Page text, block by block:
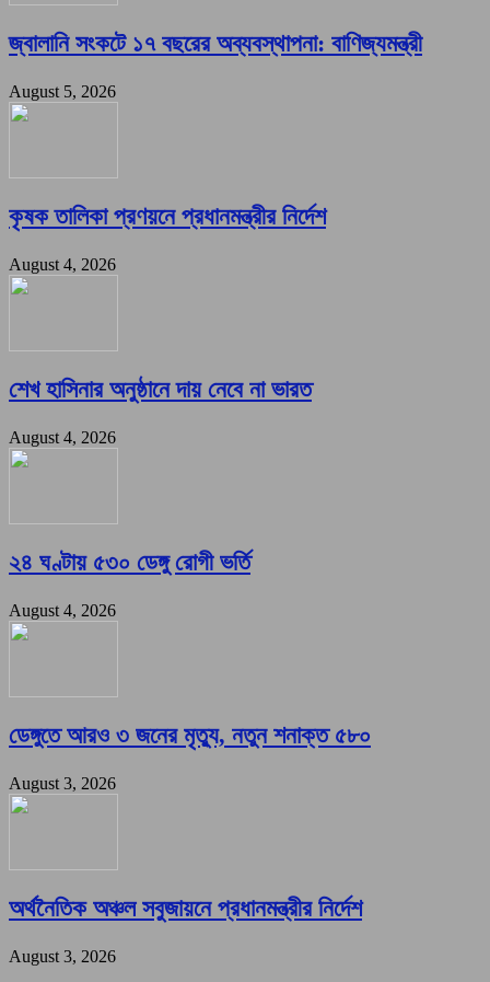
জ্বালানি সংকটে ১৭ বছরের অব্যবস্থাপনা: বাণিজ্যমন্ত্রী
August 5, 2026
কৃষক তালিকা প্রণয়নে প্রধানমন্ত্রীর নির্দেশ
August 4, 2026
শেখ হাসিনার অনুষ্ঠানে দায় নেবে না ভারত
August 4, 2026
২৪ ঘণ্টায় ৫৩০ ডেঙ্গু রোগী ভর্তি
August 4, 2026
ডেঙ্গুতে আরও ৩ জনের মৃত্যু, নতুন শনাক্ত ৫৮০
August 3, 2026
অর্থনৈতিক অঞ্চল সবুজায়নে প্রধানমন্ত্রীর নির্দেশ
August 3, 2026